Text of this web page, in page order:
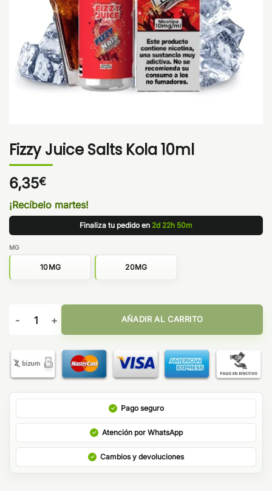
Fizzy Juice Salts Kola 10ml
6,35€
¡Recíbelo martes!
Finaliza tu pedido en 2d 22h 50m
MG
10MG 20MG
Fizzy Juice Salts Kola 10ml cantidad
AÑADIR AL CARRITO
Pago seguro
Atención por WhatsApp
Cambios y devoluciones